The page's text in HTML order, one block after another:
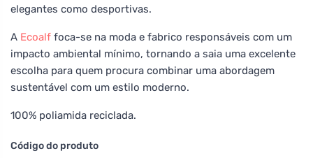
elegantes como desportivas.
A Ecoalf foca-se na moda e fabrico responsáveis com um
impacto ambiental mínimo, tornando a saia uma excelente
escolha para quem procura combinar uma abordagem
sustentável com um estilo moderno.
100% poliamida reciclada.
Código do produto